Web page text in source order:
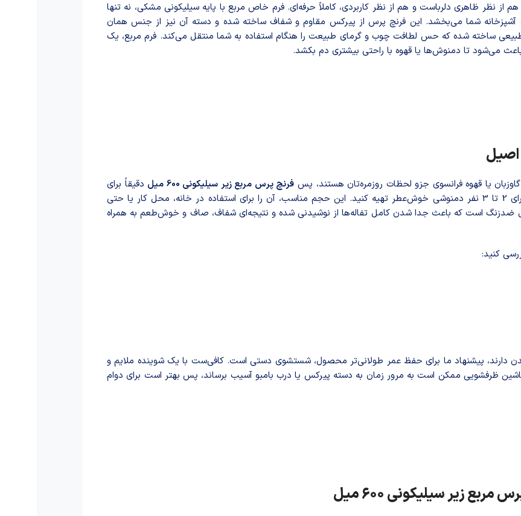
نظر ظاهری دلرباست و هم از نظر کاربردی، کاملاً حرفه‌ای. فرم خاص مربع با پایه سیلیکونی مشکی، نه تنها
شما می‌بخشد. این فرنچ پرس از پیرکس مقاوم و شفاف سا‌خته شد‌ه و دسته آن نیز از جنس همان
سا‌خته شد‌ه که حس لطافت چوب و گرمای طبیعت را هنگام استفاده به شما منتقل می‌کند. فرم مربع، یک
می‌شود تا دمنوش‌ها یا قهوه با راحتی بیشتری دم بکشد.
یا قهوه فرانسوی جزو لحظات روزمره‌تان هستند، پس فرنچ پرس مربع زیر سیلیکونی 600 میل
دقیقاً برای
شما طر‌احی شد‌ه است. با ظرفیت 600 میلی‌لیتر، می‌توانید همزمان برای 2 تا 3 نفر دمنوشی خوش‌عطر تهیه کنید. این حجم مناسب، آن را برای استفاده در خانه، محل کار یا حتی
ضدزنگ است که باعث جدا شدن کامل تفاله‌ها از نوشیدنی شده و نتیجه‌ای شفاف، صاف و خوش‌طعم به همراه
کنید:
دارند، پیشنهاد ما برای حفظ عمر طولانی‌تر محصول، شستشوی دستی است. کافی‌ست با یک شوینده ملایم و
ظرفشویی ممکن است به مرور زمان به دسته پیرکس یا درب بامبو آسیب برساند، پس بهتر است برای دوام
زیر سیلیکونی 600 میل